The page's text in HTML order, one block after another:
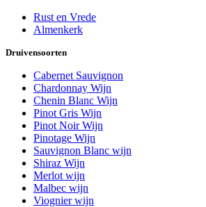
Rust en Vrede
Almenkerk
Druivensoorten
Cabernet Sauvignon
Chardonnay Wijn
Chenin Blanc Wijn
Pinot Gris Wijn
Pinot Noir Wijn
Pinotage Wijn
Sauvignon Blanc wijn
Shiraz Wijn
Merlot wijn
Malbec wijn
Viognier wijn